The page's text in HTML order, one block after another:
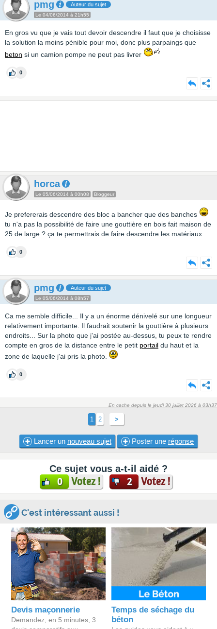
pmg Auteur du sujet
Le 04/06/2014 à 21h55
En gros vu que je vais tout devoir descendre il faut que je choisisse
la solution la moins pénible pour moi, donc plus parpaings que
beton si un camion pompe ne peut pas livrer
0
horca
Le 05/06/2014 à 00h08 Bloggeur
Je prefererais descendre des bloc a bancher que des banches
tu n'a pas la possibilité de faire une gouttière en bois fait maison de
25 de large ? ça te permettrais de faire descendre les matériaux
0
pmg Auteur du sujet
Le 05/06/2014 à 08h57
Ca me semble difficile... Il y a un énorme dénivelé sur une longueur
relativement importante. Il faudrait soutenir la gouttière à plusieurs
endroits... Sur la photo que j'ai postée au-dessus, tu peux te rendre
compte en gros de la distance entre le petit portail du haut et la
zone de laquelle j'ai pris la photo.
0
En cache depuis le jeudi 30 juillet 2026 à 03h37
1 2 >
Lancer un nouveau sujet Poster une réponse
Ce sujet vous a-t-il aidé ?
0 Votez ! 2 Votez !
C'est intéressant aussi !
Devis maçonnerie
Demandez, en 5 minutes, 3
Temps de séchage du
béton